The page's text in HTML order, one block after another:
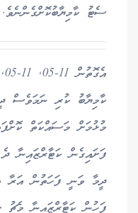
ސެޓު ކާމިޔާބުކޮށްގެންނެވެ.
ކާމިޔާބު ކުރި ނަމަވެސް
މުޅުމަށް މަސައްކަތް
ފަށައިގެން ކަޓާރްޒައިނާ
ދީމާ ވަނީ ފަހަތުން އަރާ
ފަހުން ކަޓާރްޒައިނާ މެޗު